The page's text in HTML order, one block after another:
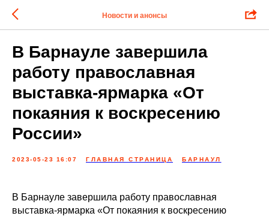
Новости и анонсы
В Барнауле завершила
работу православная
выставка-ярмарка «От
покаяния к воскресению
России»
2023-05-23 16:07 ГЛАВНАЯ СТРАНИЦА БАРНАУЛ
В Барнауле завершила работу православная
выставка-ярмарка «От покаяния к воскресению